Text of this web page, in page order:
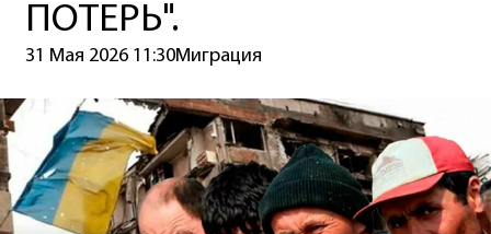
ПОТЕРЬ".
31 Мая 2026 11:30Миграция